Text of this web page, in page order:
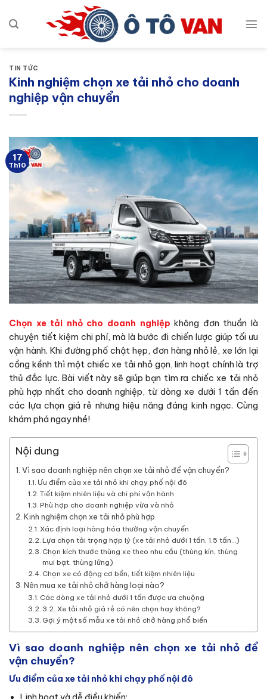
qua
TIN TỨC
Kinh nghiệm chọn xe tải nhỏ cho doanh
nghiệp vận chuyển
17
Th10
Chọn xe tải nhỏ cho doanh nghiệp không đơn thuần là
chuyện tiết kiệm chi phí, mà là bước đi chiến lược giúp tối ưu
vận hành. Khi đường phố chật hẹp, đơn hàng nhỏ lẻ, xe lớn lại
cồng kềnh thì một chiếc xe tải nhỏ gọn, linh hoạt chính là trợ
thủ đắc lực. Bài viết này sẽ giúp bạn tìm ra chiếc xe tải nhỏ
phù hợp nhất cho doanh nghiệp, từ dòng xe dưới 1 tấn đến
các lựa chọn giá rẻ nhưng hiệu năng đáng kinh ngạc. Cùng
khám phá ngay nhé!
Nội dung
Vì sao doanh nghiệp nên chọn xe tải nhỏ để vận chuyển?
Ưu điểm của xe tải nhỏ khi chạy phố nội đô
Tiết kiệm nhiên liệu và chi phí vận hành
Phù hợp cho doanh nghiệp vừa và nhỏ
Kinh nghiệm chọn xe tải nhỏ phù hợp
Xác định loại hàng hóa thường vận chuyển
Lựa chọn tải trọng hợp lý (xe tải nhỏ dưới 1 tấn, 1.5 tấn…)
Chọn kích thước thùng xe theo nhu cầu (thùng kín, thùng
mui bạt, thùng lửng)
Chọn xe có động cơ bền, tiết kiệm nhiên liệu
Nên mua xe tải nhỏ chở hàng loại nào?
Các dòng xe tải nhỏ dưới 1 tấn được ưa chuộng
3.2. Xe tải nhỏ giá rẻ có nên chọn hay không?
Gợi ý một số mẫu xe tải nhỏ chở hàng phổ biến
Vì sao doanh nghiệp nên chọn xe tải nhỏ để
vận chuyển?
Ưu điểm của xe tải nhỏ khi chạy phố nội đô